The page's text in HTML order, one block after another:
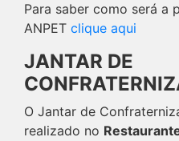
Para saber como será a
ANPET clique aqui
JANTAR DE
O Jantar de
realizado no